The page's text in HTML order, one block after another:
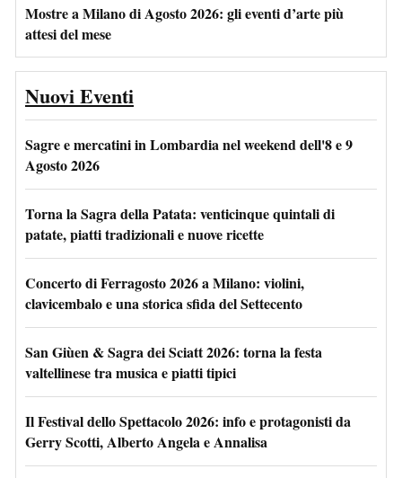
Mostre a Milano di Agosto 2026: gli eventi d’arte più
attesi del mese
Nuovi Eventi
Sagre e mercatini in Lombardia nel weekend dell'8 e 9
Agosto 2026
Torna la Sagra della Patata: venticinque quintali di
patate, piatti tradizionali e nuove ricette
Concerto di Ferragosto 2026 a Milano: violini,
clavicembalo e una storica sfida del Settecento
San Giùen & Sagra dei Sciatt 2026: torna la festa
valtellinese tra musica e piatti tipici
Il Festival dello Spettacolo 2026: info e protagonisti da
Gerry Scotti, Alberto Angela e Annalisa